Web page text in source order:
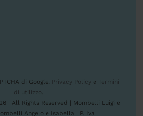
di Google. Privacy Policy e Termini
di utilizzo.
| All Rights Reserved | Mombelli Luigi e
Angelo e Isabella | P. Iva